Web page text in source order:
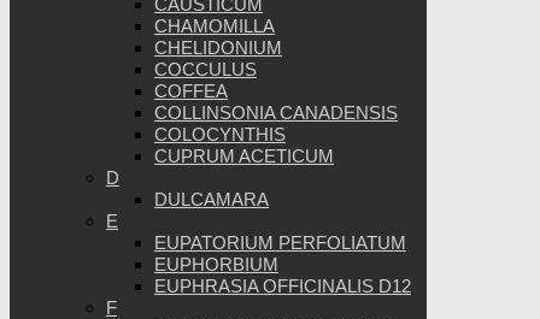
CAUSTICUM
CHAMOMILLA
CHELIDONIUM
COCCULUS
COFFEA
COLLINSONIA CANADENSIS
COLOCYNTHIS
CUPRUM ACETICUM
D
DULCAMARA
E
EUPATORIUM PERFOLIATUM
EUPHORBIUM
EUPHRASIA OFFICINALIS D12
F